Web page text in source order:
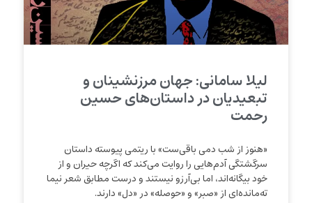
لیلا سامانی: جهان مرزنشینان و
تبعیدیان در داستان‌های حسین
رحمت
«هنوز از شب دمی باقی‌ست» با ریتمی پیوسته داستان
سرگشتگی آدم‌هایی را روایت می‌کند که اگرچه حیران و از
خود بیگانه‌اند، اما بی‌آرزو نیستند و درست مطابق شعر نیما
ته‌‌مانده‌ای از «صبر» و «حوصله» در «دل» دارند.